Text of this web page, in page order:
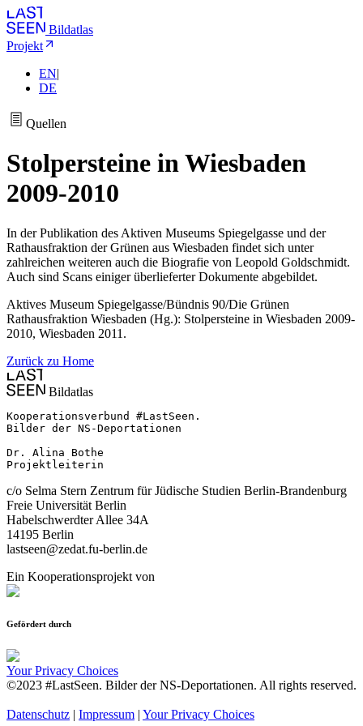
Bildatlas
Projekt
EN|
DE
Quellen
Stolpersteine in Wiesbaden
2009-2010
In der Publikation des Aktiven Museums Spiegelgasse und der
Rathausfraktion der Grünen aus Wiesbaden findet sich unter
zahlreichen weiteren auch die Biografie von Leopold Goldschmidt.
Auch sind Scans einiger überlieferter Dokumente abgebildet.
Aktives Museum Spiegelgasse/Bündnis 90/Die Grünen
Rathausfraktion Wiesbaden (Hg.): Stolpersteine in Wiesbaden 2009-
2010, Wiesbaden 2011.
Zurück zu Home
Bildatlas
Kooperationsverbund #LastSeen.
Bilder der NS-Deportationen
Dr. Alina Bothe
Projektleiterin
c/o Selma Stern Zentrum für Jüdische Studien Berlin-Brandenburg
Freie Universität Berlin
Habelschwerdter Allee 34A
14195 Berlin
lastseen@zedat.fu-berlin.de
Ein Kooperationsprojekt von
Gefördert durch
Your Privacy Choices
©2023 #LastSeen. Bilder der NS-Deportationen. All rights reserved.
Datenschutz | Impressum | Your Privacy Choices